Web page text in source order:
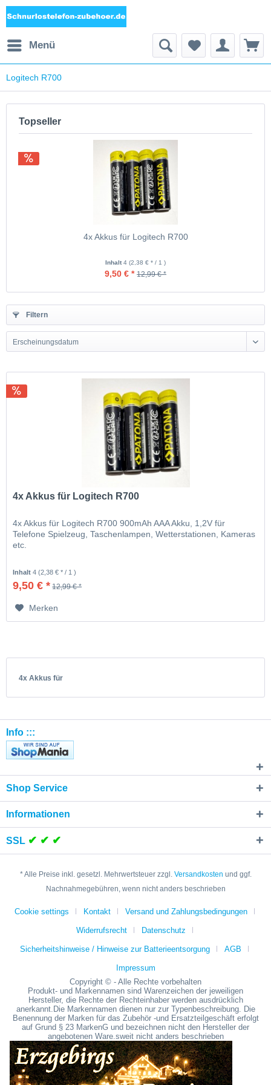
Menü
Logitech R700
Topseller
4x Akkus für Logitech R700
Inhalt 4 (2,38 € * / 1 )
9,50 € * 12,99 € *
Filtern
Erscheinungsdatum
4x Akkus für Logitech R700
4x Akkus für Logitech R700 900mAh AAA Akku, 1,2V für
Telefone Spielzeug, Taschenlampen, Wetterstationen, Kameras
etc.
Inhalt4(2,38 € * / 1 )
9,50 € * 12,99 € *
Merken
4x Akkus für
Info :::
Shop Service
Informationen
SSL ✔ ✔ ✔
* Alle Preise inkl. gesetzl. Mehrwertsteuer zzgl. Versandkosten und ggf.
Nachnahmegebühren, wenn nicht anders beschrieben
Cookie settings Kontakt Versand und Zahlungsbedingungen
Widerrufsrecht Datenschutz
Sicherheitshinweise / Hinweise zur Batterieentsorgung AGB
Impressum
Copyright © - Alle Rechte vorbehalten
Produkt- und Markennamen sind Warenzeichen der jeweiligen
Hersteller, die Rechte der Rechteinhaber werden ausdrücklich
anerkannt.Die Markennamen dienen nur zur Typenbeschreibung. Die
Benennung der Marken für das Zubehör -und Ersatzteilgeschäft erfolgt
auf Grund § 23 MarkenG und bezeichnen nicht den Hersteller der
angebotenen Ware.sweit nicht anders beschrieben